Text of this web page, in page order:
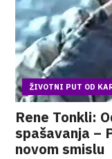
ŽIVOTNI PUT OD
Rene Tonkli:
spašavanja –
novom smislu